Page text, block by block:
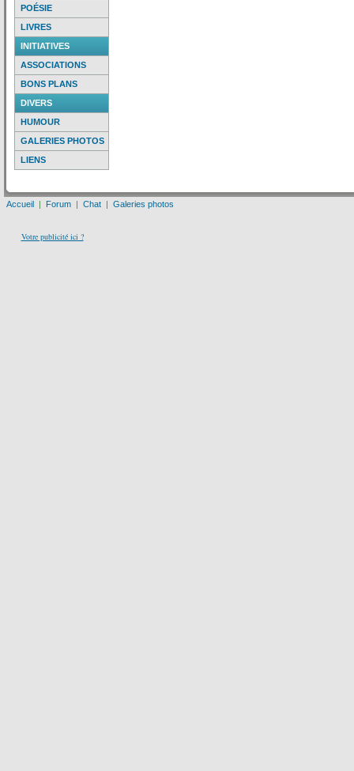
POÉSIE
LIVRES
INITIATIVES
ASSOCIATIONS
BONS PLANS
DIVERS
HUMOUR
GALERIES PHOTOS
LIENS
Accueil | Forum | Chat | Galeries photos
Votre publicité ici ?